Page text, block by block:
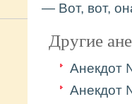
— Вот, вот,
Другие